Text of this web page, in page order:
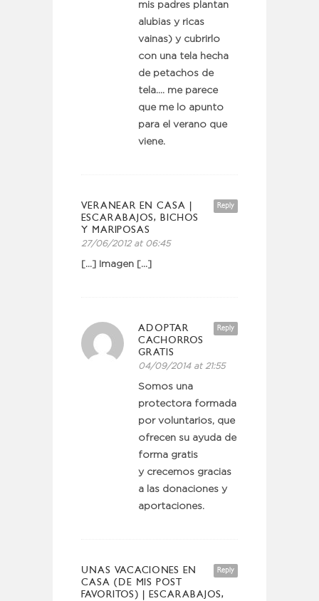
mis padres plantan
alubias y ricas
vainas) y cubrirlo
con una tela hecha
de petachos de
tela…. me parece
que me lo apunto
para el verano que
viene.
Reply
VERANEAR EN CASA |
ESCARABAJOS, BICHOS
Y MARIPOSAS
27/06/2012 at 06:45
[…] Imagen […]
Reply
ADOPTAR
CACHORROS
GRATIS
04/09/2014 at 21:55
Somos una
protectora formada
por voluntarios, que
ofrecen su ayuda de
forma gratis
y crecemos gracias
a las donaciones y
aportaciones.
Reply
UNAS VACACIONES EN
CASA (DE MIS POST
FAVORITOS) | ESCARABAJOS,